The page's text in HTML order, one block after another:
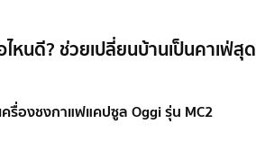
หนดี? ช่วยเปลี่ยนบ้านเป็นคาเฟ่สุด
รื่องชงกาแฟแคปซูล Oggi รุ่น MC2